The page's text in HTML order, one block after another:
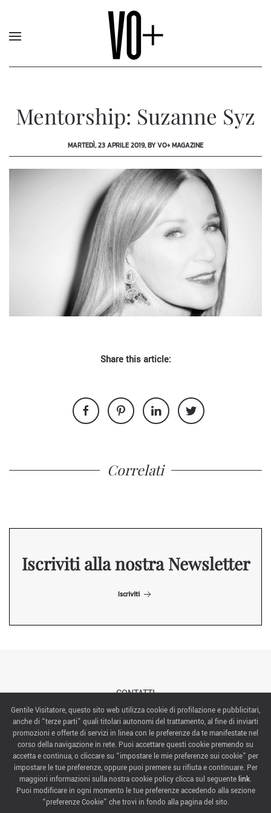
Mentorship: Suzanne Syz
MARTEDÌ, 23 APRILE 2019, BY VO+ MAGAZINE
Share this article:
Correlati
Iscriviti alla nostra Newsletter
Iscriviti
CONTATTI
ABOUT US
ITALIAN EXHIBITION GROUP SpA All rights reserved
Via Emilia 155, 47921 Rimini,
CF/PI 00139440408, Registro Imprese: Rimini P.I e n. Reg. Imprese 00139440408, Capitale Sociale
52.214.897 i.v.
Gentile Visitatore, questo sito web utilizza cookie di profilazione e pubblicitari,
anche di “terze parti” quali titolari autonomi del trattamento, al fine di inviarti
promozioni e offerte di servizi in linea con le preferenze da te manifestate nel
corso della navigazione in rete. Puoi accettare questi cookie premendo su
accetta e continua, o cliccare su “impostare le mie preferenze sui cookie” per
impostare le tue preferenze, oppure puoi premere su rifiuta e continuare. Per
maggiori informazioni sulla nostra cookie policy clicca sul seguente link.
Puoi modificare in ogni momento le tue preferenze accedendo alla sezione
“preferenze Cookie” che trovi in fondo alla pagina del sito.